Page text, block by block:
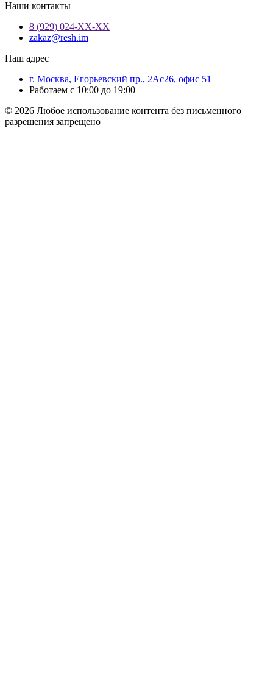
Наши контакты
8 (929) 024-ХХ-ХХ
zakaz@resh.im
Наш адрес
г. Москва, Егорьевский пр., 2Ас26, офис 51
Работаем с 10:00 до 19:00
© 2026 Любое использование контента без письменного
разрешения запрещено